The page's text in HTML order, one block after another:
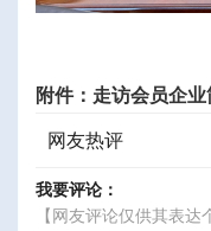
附件：走访会员企业
网友热评
我要评论：
【网友评论仅供其表